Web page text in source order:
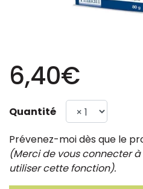
6,40€
Quantité
Prévenez-moi dès que le
(Merci de vous connecter
utiliser cette fonction).